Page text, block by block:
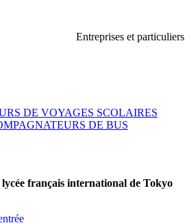
Entreprises et particuliers
DE VOYAGES SCOLAIRES
DE BUS
français international de Tokyo